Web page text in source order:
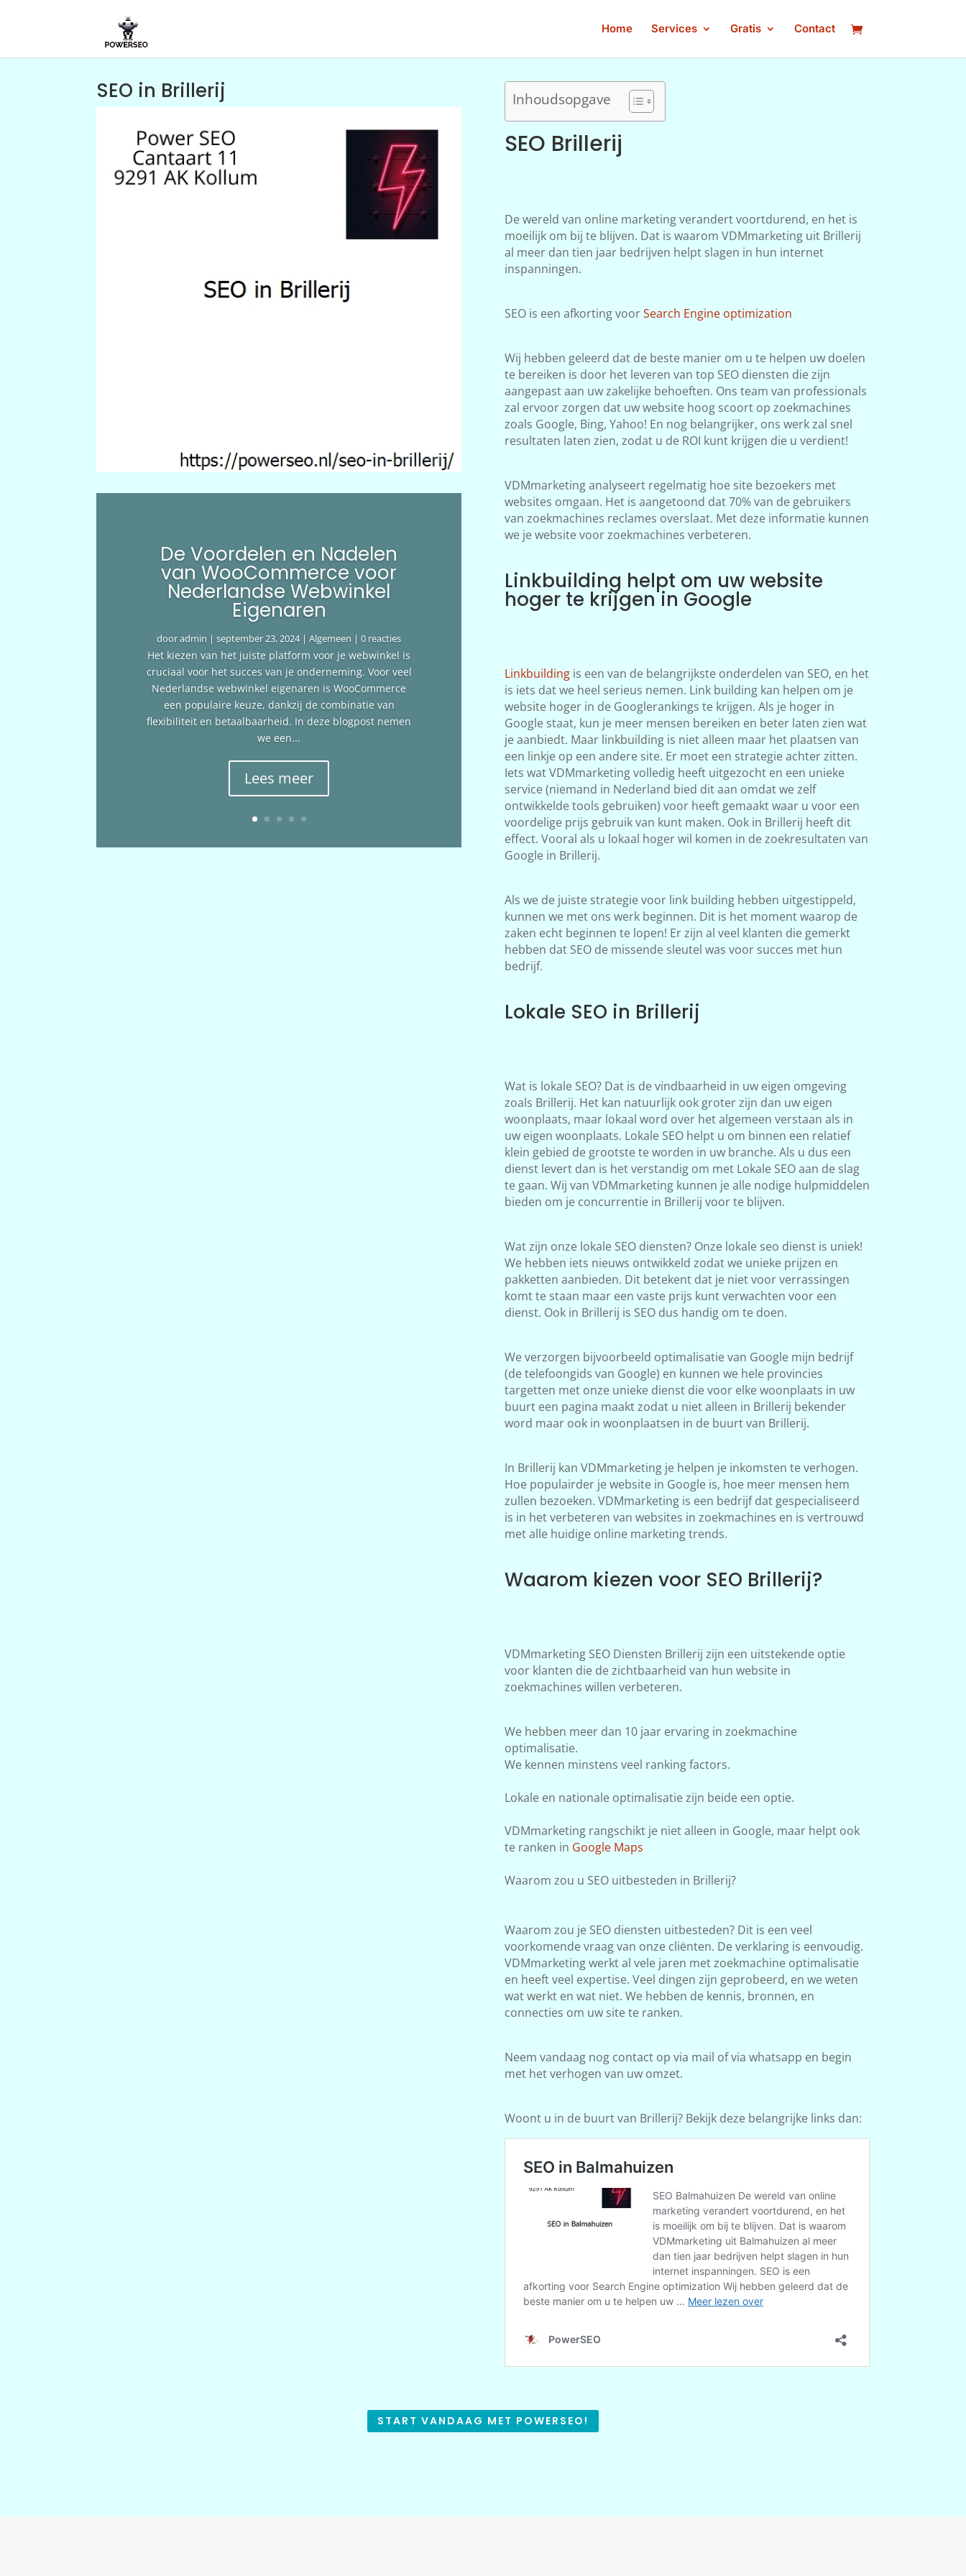
Home Services Gratis Contact
SEO in Brillerij
De Voordelen en Nadelen
van WooCommerce voor
Nederlandse Webwinkel
Eigenaren
dooradmin |september 23, 2024|Algemeen | 0 reacties
Het kiezen van het juiste platform voor je webwinkel is
cruciaal voor het succes van je onderneming. Voor veel
Nederlandse webwinkel eigenaren is WooCommerce
een populaire keuze, dankzij de combinatie van
flexibiliteit en betaalbaarheid. In deze blogpost nemen
we een...
Lees meer
Inhoudsopgave
SEO Brillerij
De wereld van online marketing verandert voortdurend, en het is
moeilijk om bij te blijven. Dat is waarom VDMmarketing uit Brillerij
al meer dan tien jaar bedrijven helpt slagen in hun internet
inspanningen.
SEO is een afkorting voorSearch Engine optimization
Wij hebben geleerd dat de beste manier om u te helpen uw doelen
te bereiken is door het leveren van top SEO diensten die zijn
aangepast aan uw zakelijke behoeften. Ons team van professionals
zal ervoor zorgen dat uw website hoog scoort op zoekmachines
zoals Google, Bing, Yahoo! En nog belangrijker, ons werk zal snel
resultaten laten zien, zodat u de ROI kunt krijgen die u verdient!
VDMmarketing analyseert regelmatig hoe site bezoekers met
websites omgaan. Het is aangetoond dat 70% van de gebruikers
van zoekmachines reclames overslaat. Met deze informatie kunnen
we je website voor zoekmachines verbeteren.
Linkbuilding helpt om uw website
hoger te krijgen in Google
Linkbuildingis een van de belangrijkste onderdelen van SEO, en het
is iets dat we heel serieus nemen. Link building kan helpen om je
website hoger in de Googlerankings te krijgen. Als je hoger in
Google staat, kun je meer mensen bereiken en beter laten zien wat
je aanbiedt. Maar linkbuilding is niet alleen maar het plaatsen van
een linkje op een andere site. Er moet een strategie achter zitten.
Iets wat VDMmarketing volledig heeft uitgezocht en een unieke
service (niemand in Nederland bied dit aan omdat we zelf
ontwikkelde tools gebruiken) voor heeft gemaakt waar u voor een
voordelige prijs gebruik van kunt maken. Ook in Brillerij heeft dit
effect. Vooral als u lokaal hoger wil komen in de zoekresultaten van
Google in Brillerij.
Als we de juiste strategie voor link building hebben uitgestippeld,
kunnen we met ons werk beginnen. Dit is het moment waarop de
zaken echt beginnen te lopen! Er zijn al veel klanten die gemerkt
hebben dat SEO de missende sleutel was voor succes met hun
bedrijf.
Lokale SEO in Brillerij
Wat is lokale SEO? Dat is de vindbaarheid in uw eigen omgeving
zoals Brillerij. Het kan natuurlijk ook groter zijn dan uw eigen
woonplaats, maar lokaal word over het algemeen verstaan als in
uw eigen woonplaats. Lokale SEO helpt u om binnen een relatief
klein gebied de grootste te worden in uw branche. Als u dus een
dienst levert dan is het verstandig om met Lokale SEO aan de slag
te gaan. Wij van VDMmarketing kunnen je alle nodige hulpmiddelen
bieden om je concurrentie in Brillerij voor te blijven.
Wat zijn onze lokale SEO diensten? Onze lokale seo dienst is uniek!
We hebben iets nieuws ontwikkeld zodat we unieke prijzen en
pakketten aanbieden. Dit betekent dat je niet voor verrassingen
komt te staan maar een vaste prijs kunt verwachten voor een
dienst. Ook in Brillerij is SEO dus handig om te doen.
We verzorgen bijvoorbeeld optimalisatie van Google mijn bedrijf
(de telefoongids van Google) en kunnen we hele provincies
targetten met onze unieke dienst die voor elke woonplaats in uw
buurt een pagina maakt zodat u niet alleen in Brillerij bekender
word maar ook in woonplaatsen in de buurt van Brillerij.
In Brillerij kan VDMmarketing je helpen je inkomsten te verhogen.
Hoe populairder je website in Google is, hoe meer mensen hem
zullen bezoeken. VDMmarketing is een bedrijf dat gespecialiseerd
is in het verbeteren van websites in zoekmachines en is vertrouwd
met alle huidige online marketing trends.
Waarom kiezen voor SEO Brillerij?
VDMmarketing SEO Diensten Brillerij zijn een uitstekende optie
voor klanten die de zichtbaarheid van hun website in
zoekmachines willen verbeteren.
We hebben meer dan 10 jaar ervaring in zoekmachine
optimalisatie.
We kennen minstens veel ranking factors.
Lokale en nationale optimalisatie zijn beide een optie.
VDMmarketing rangschikt je niet alleen in Google, maar helpt ook
te ranken in Google Maps
Waarom zou u SEO uitbesteden in Brillerij?
Waarom zou je SEO diensten uitbesteden? Dit is een veel
voorkomende vraag van onze cliënten. De verklaring is eenvoudig.
VDMmarketing werkt al vele jaren met zoekmachine optimalisatie
en heeft veel expertise. Veel dingen zijn geprobeerd, en we weten
wat werkt en wat niet. We hebben de kennis, bronnen, en
connecties om uw site te ranken.
Neem vandaag nog contact op via mail of via whatsapp en begin
met het verhogen van uw omzet.
Woont u in de buurt van Brillerij? Bekijk deze belangrijke links dan:
START VANDAAG MET POWERSEO!